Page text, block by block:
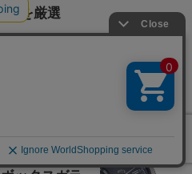
ルを厳選
念ウオッ
した懐中時
（オリエン